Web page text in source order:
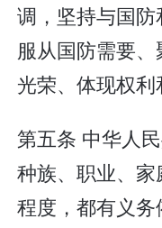
调，坚持与国
服从国防需要
光荣、体现权利
第五条 中华人
种族、职业、
程度，都有义务